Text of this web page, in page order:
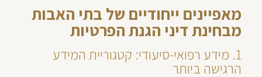
מאפיינים ייחודיים של בתי האבות
מבחינת דיני הגנת הפרטיות
1. מידע רפואי-סיעודי: קטגוריית המידע
הרגישה ביותר